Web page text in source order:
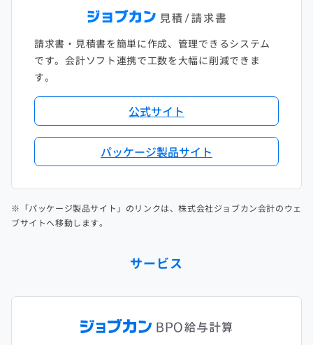
請求書・見積書を簡単に作成、管理できるシステム
です。会計ソフト連携で工数を大幅に削減できま
す。
公式サイト
パッケージ製品サイト
※「パッケージ製品サイト」のリンクは、株式会社ジョブカン会計のウェ
ブサイトへ移動します。
サービス